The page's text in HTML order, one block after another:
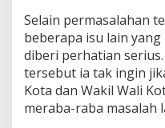
h
M
e
a
b
a
Selain permasalahan
beberapa isu lain
diberi perhatian
tersebut ia tak ingin
Kota dan Wakil Wali
meraba-raba masalah